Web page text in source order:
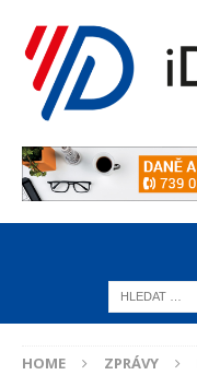
HOME ZPRÁVY